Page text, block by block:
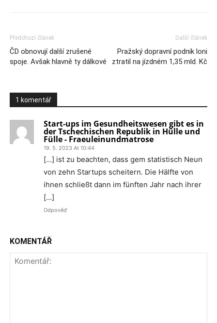
Předchozí článek
ČD obnovují další zrušené
spoje. Avšak hlavně ty dálkové
Další článek
Pražský dopravní podnik loni
ztratil na jízdném 1,35 mld. Kč
1 komentář
Start-ups im Gesundheitswesen gibt es in
der Tschechischen Republik in Hülle und
Fülle - Fraeuleinundmatrose
19. 5. 2023 At 10:44
[…] ist zu beachten, dass gem statistisch Neun
von zehn Startups scheitern. Die Hälfte von
ihnen schließt dann im fünften Jahr nach ihrer
[…]
Odpověď
KOMENTÁŘ